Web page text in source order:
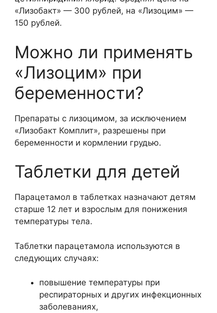
«Лизобакт» — 300 рублей, на «Лизоцим» —
150 рублей.
Можно ли применять
«Лизоцим» при
беременности?
Препараты с лизоцимом, за исключением
«Лизобакт Комплит», разрешены при
беременности и кормлении грудью.
Таблетки для детей
Парацетамол в таблетках назначают детям
старше 12 лет и взрослым для понижения
температуры тела.
Таблетки парацетамола используются в
следующих случаях:
повышение температуры при
респираторных и других инфекционных
заболеваниях,